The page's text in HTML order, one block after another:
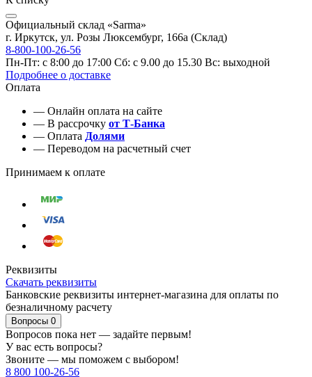
Официальный склад «Sarma»
г. Иркутск, ул. Розы Люксембург, 166а (Склад)
8-800-100-26-56
Пн-Пт: с 8:00 до 17:00 Сб: с 9.00 до 15.30 Вс: выходной
Подробнее о доставке
Оплата
— Онлайн оплата на сайте
— В рассрочку от Т-Банка
— Оплата Долями
— Переводом на расчетный счет
Принимаем к оплате
Реквизиты
Скачать реквизиты
Банковские реквизиты интернет-магазина для оплаты по
безналичному расчету
Вопросы 0
Вопросов пока нет — задайте первым!
У вас есть вопросы?
Звоните — мы поможем с выбором!
8 800 100-26-56